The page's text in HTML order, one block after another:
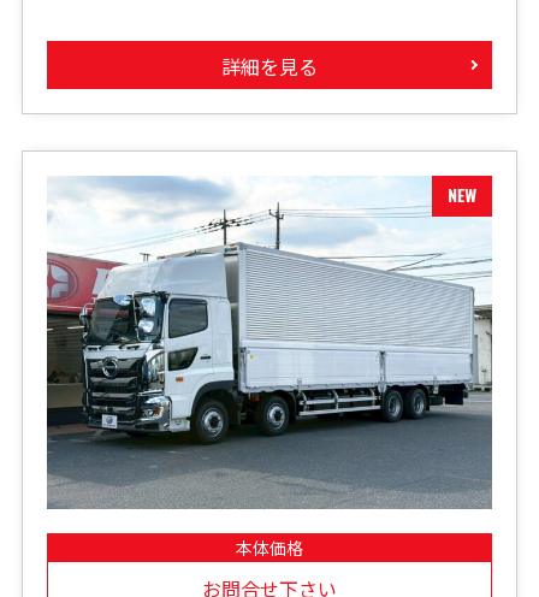
詳細を見る
本体価格
お問合せ下さい